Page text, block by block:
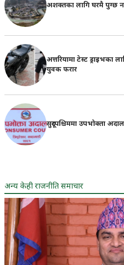
अशक्तका लागि घरमै पुग्छ
अत्तरियामा टेस्ट ड्राइभका
युवक फरार
सुदूरपश्चिममा उपभोक्ता
अन्य केही राजनीति समाचार